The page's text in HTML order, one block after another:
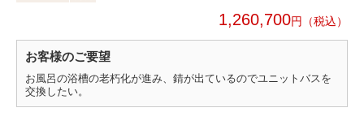
1,260,700円
お客様のご要望
お風呂の浴槽の老朽化が進み、錆が出ているのでユニットバスを
交換したい。